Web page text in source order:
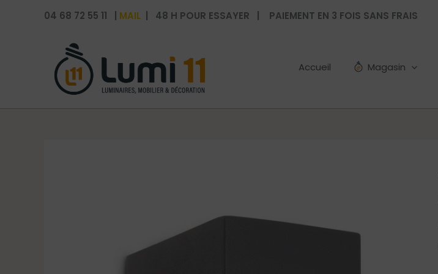
04 68 72 55 11 | MAIL | 48 H POUR ESSAYER | PAIEMENT EN 3 FOIS SANS FRAIS
Accueil Magasin